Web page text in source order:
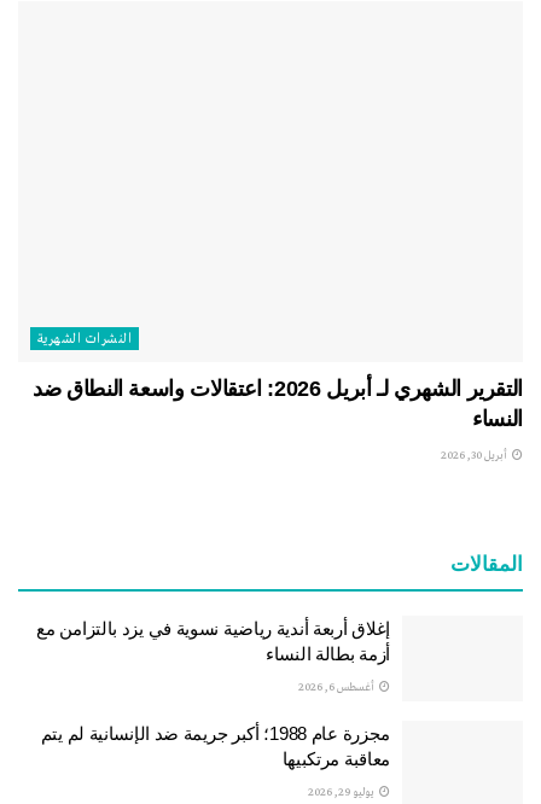
النشرات الشهریة
التقرير الشهري لـ أبريل 2026: اعتقالات واسعة النطاق ضد
النساء
أبريل 30, 2026
المقالات
إغلاق أربعة أندية رياضية نسوية في يزد بالتزامن مع
أزمة بطالة النساء
أغسطس 6, 2026
مجزرة عام 1988؛ أكبر جريمة ضد الإنسانية لم يتم
معاقبة مرتكبيها
يوليو 29, 2026